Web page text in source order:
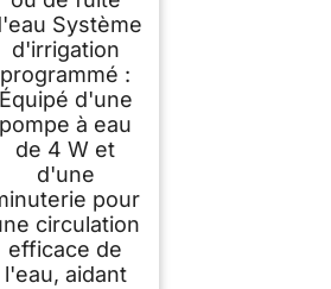
Système
d'irrigation
programmé :
Équipé d'une
pompe à eau
de 4 W et
d'une
pour
circulation
efficace de
l'eau, aidant